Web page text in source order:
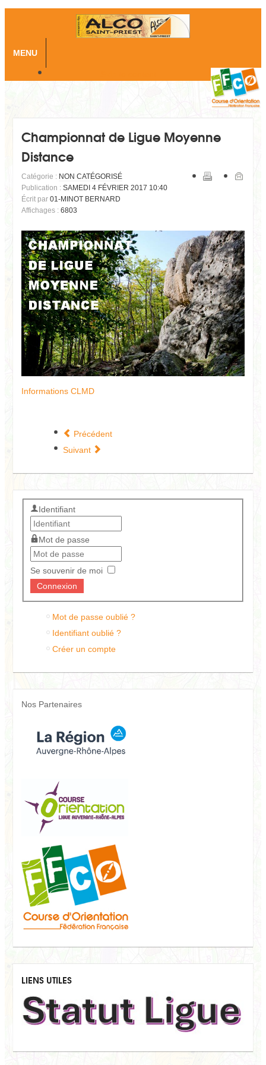
MENU
Championnat de Ligue Moyenne
Distance
Catégorie : NON CATÉGORISÉ
Publication : SAMEDI 4 FÉVRIER 2017 10:40
Écrit par 01-MINOT BERNARD
Affichages : 6803
Informations CLMD
Précédent
Suivant
Identifiant
Mot de passe
Se souvenir de moi
Mot de passe oublié ?
Identifiant oublié ?
Créer un compte
Nos Partenaires
LIENS UTILES